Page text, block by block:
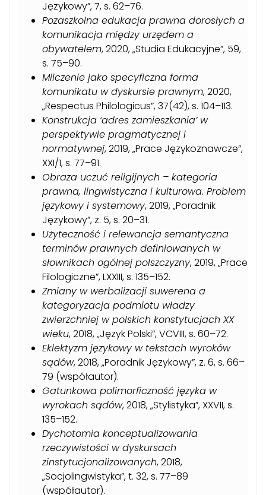
Językowy”, 7, s. 62–76.
Pozaszkolna edukacja prawna dorosłych a
komunikacja między urzędem a
obywatelem, 2020, „Studia Edukacyjne”, 59,
s. 75–90.
Milczenie jako specyficzna forma
komunikatu w dyskursie prawnym, 2020,
„Respectus Philologicus”, 37(42), s. 104–113.
Konstrukcja ‘adres zamieszkania’ w
perspektywie pragmatycznej i
normatywnej, 2019, „Prace Językoznawcze”,
XXI/1, s. 77–91.
Obraza uczuć religijnych – kategoria
prawna, lingwistyczna i kulturowa. Problem
językowy i systemowy, 2019, „Poradnik
Językowy”, z. 5, s. 20–31.
Użyteczność i relewancja semantyczna
terminów prawnych definiowanych w
słownikach ogólnej polszczyzny, 2019, „Prace
Filologiczne”, LXXIII, s. 135–152.
Zmiany w werbalizacji suwerena a
kategoryzacja podmiotu władzy
zwierzchniej w polskich konstytucjach XX
wieku, 2018, „Język Polski”, VCVIII, s. 60–72.
Eklektyzm językowy w tekstach wyroków
sądów, 2018, „Poradnik Językowy”, z. 6, s. 66–
79 (współautor).
Gatunkowa polimorficzność języka w
wyrokach sądów, 2018, „Stylistyka”, XXVII, s.
135–152.
Dychotomia konceptualizowania
rzeczywistości w dyskursach
zinstytucjonalizowanych, 2018,
„Socjolingwistyka”, t. 32, s. 77–89
(współautor).